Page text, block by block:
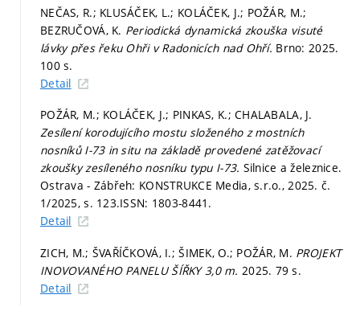
NEČAS, R.; KLUSÁČEK, L.; KOLÁČEK, J.; POŽÁR, M.;
BEZRUČOVÁ, K. Periodická dynamická zkouška visuté
lávky přes řeku Ohři v Radonicích nad Ohří. Brno: 2025.
100 s.
Detail
POŽÁR, M.; KOLÁČEK, J.; PINKAS, K.; CHALABALA, J.
Zesílení korodujícího mostu složeného z mostních
nosníků I-73 in situ na základě provedené zatěžovací
zkoušky zesíleného nosníku typu I-73. Silnice a železnice.
Ostrava - Zábřeh: KONSTRUKCE Media, s.r.o., 2025. č.
1/2025,s. 123.ISSN: 1803-8441.
Detail
ZICH, M.; ŠVAŘÍČKOVÁ, I.; ŠIMEK, O.; POŽÁR, M. PROJEKT
INOVOVANÉHO PANELU ŠÍŘKY 3,0 m. 2025. 79 s.
Detail